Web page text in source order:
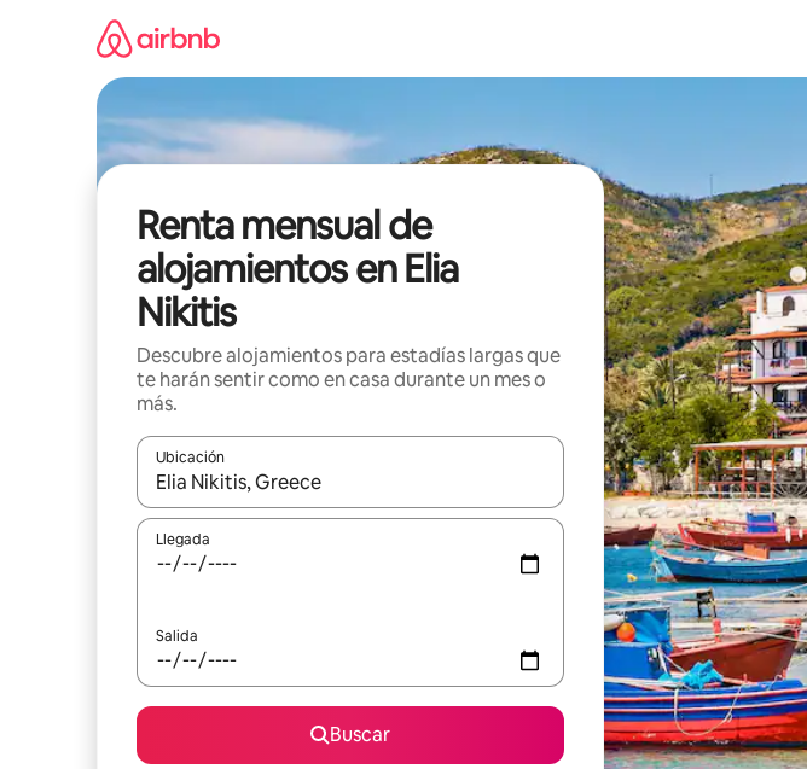
Renta mensual de
alojamientos en Elia
Nikitis
Descubre alojamientos para estadías largas que
te harán sentir como en casa durante un mes o
más.
Ubicación
Cuando los resultados estén disponibles, navega con las teclas de flecha hacia
Llegada
Salida
Buscar